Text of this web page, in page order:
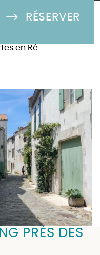
RÉSERVER
à La-Flotte-en-Ré
en Ré
PRÈS DES